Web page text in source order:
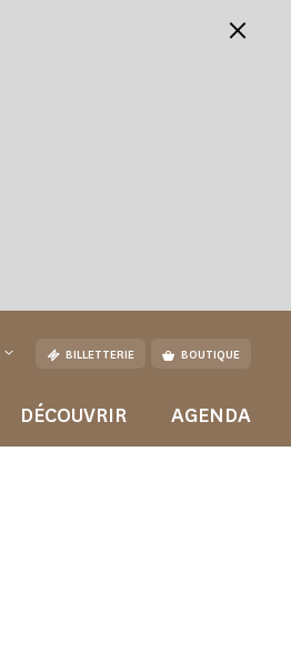
BILLETTERIE BOUTIQUE
DÉCOUVRIR AGENDA